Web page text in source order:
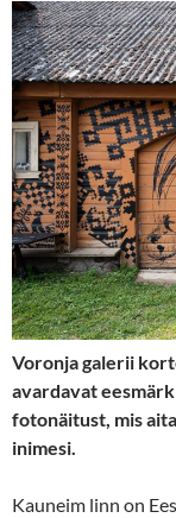
Voronja galerii
avardavat
fotonäitust, mis
inimesi.
Kauneim linn on